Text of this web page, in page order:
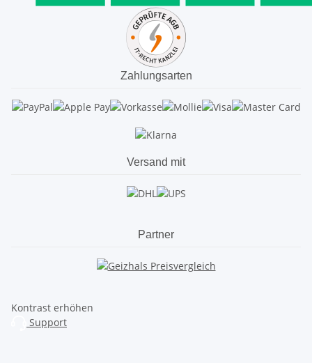
Zahlungsarten
Versand mit
Partner
Kontrast erhöhen
Support